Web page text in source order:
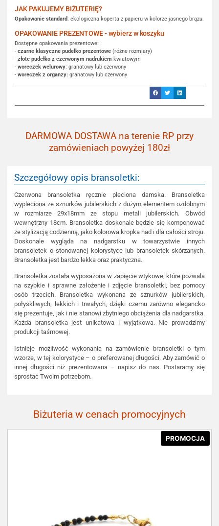
JAK PAKUJEMY BIŻUTERIĘ?
Opakowanie standard: ekologiczna koperta z papieru w kolorze jasnego brązu.
OPAKOWANIE PREZENTOWE - wybierz w koszyku
Dostępne opakowania prezentowe:
- czarne klasyczne pudełko prezentowe (różne rozmiary)
- złote pudełko z czerwonym nadrukiem kwiatowym
- woreczek welurowy: granatowy lub czerwony
- woreczek z organzy: granatowy lub czerwony
DARMOWA DOSTAWA na terenie RP przy
zamówieniach powyżej 180zł
Szczegółowy opis bransoletki:
Czerwona bransoletka ręcznie pleciona damska. Bransoletka
wypleciona ze sznurków jubilerskich z dużym elementem ozdobnym
w rozmiarze 29x18mm ze stopu metali jubilerskich. Obwód
wewnętrzny 18cm. Bransoletka doskonale będzie się komponować
ze stylizacją codzienną, jako kolorowa kropka nad i dla całości stroju.
Doskonale wygląda na nadgarstku w towarzystwie innych
bransoletek o stonowanej kolorystyce lub bransoletek skórzanych.
Bransoletka jest bardzo lekka oraz praktyczna.
Bransoletka została wyposażona w zapięcie wtykowe, które pozwala
na szybkie i sprawne założenie i zdjęcie bransoletki, bez pomocy
osób trzecich. Bransoletka wykonana ze sznurków jubilerskich,
połyskliwych, lekkich i trwałych, dzięki czemu zarówno elegancko
się prezentuje, jak i nie stanowi zbytniego obciążenia dla nadgarstka.
Każda bransoletka jest unikatowa i wyjątkowa. Nie prowadzimy
produkcji taśmowej.
Istnieje możliwość wykonania na zamówienie bransoletki o tym
wzorze, w tej kolorystyce – o preferowanej długości. Aby zamówić o
innej długości niż prezentowana – napisz do nas. Postaramy się
sprostać Twoim potrzebom.
Biżuteria w cenach promocyjnych
PROMOCJA